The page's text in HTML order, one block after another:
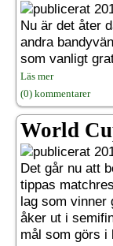
Nu är det åter
andra
som vanligt
Läs mer
(0) kommentarer
World
Det går nu att
tippas
lag som
åker ut i
mål som görs i